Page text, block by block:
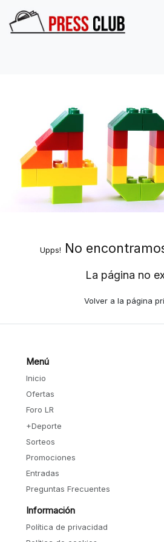
Upps! No
La página no
Volver a la página
Menú
Inicio
Ofertas
Foro LR
+Deporte
Sorteos
Promociones
Entradas
Preguntas Frecuentes
Información
Política de privacidad